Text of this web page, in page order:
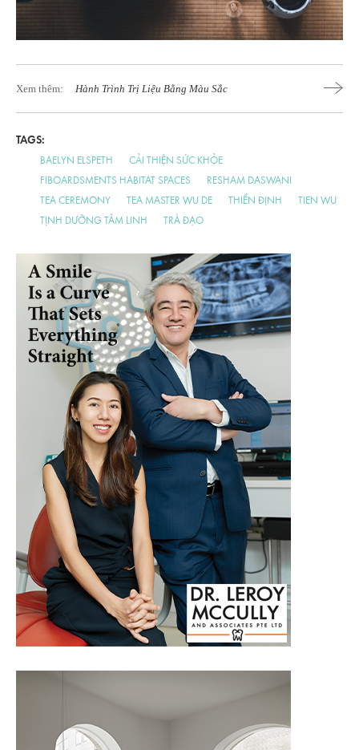
Xem thêm: Hành Trình Trị Liệu Bằng Màu Sắc
TAGS:
BAELYN ELSPETH
CẢI THIỆN SỨC KHỎE
FIBOARDSMENTS HABITAT SPACES
RESHAM DASWANI
TEA CEREMONY
TEA MASTER WU DE THIỀN ĐỊNH
TIEN WU
TỊNH DƯỠNG TÂM LINH
TRÀ ĐẠO